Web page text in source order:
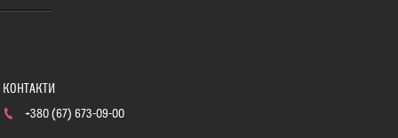
+380 (67) 673-09-00